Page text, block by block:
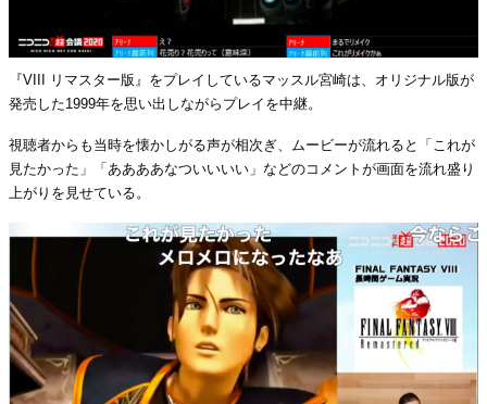
『VIII リマスター版』をプレイしているマッスル宮崎は、オリジナル版が
発売した1999年を思い出しながらプレイを中継。
視聴者からも当時を懐かしがる声が相次ぎ、ムービーが流れると「これが
見たかった」「ああああなついいいい」などのコメントが画面を流れ盛り
上がりを見せている。